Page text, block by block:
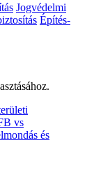
Jogvédelmi
Építés-
vs
és